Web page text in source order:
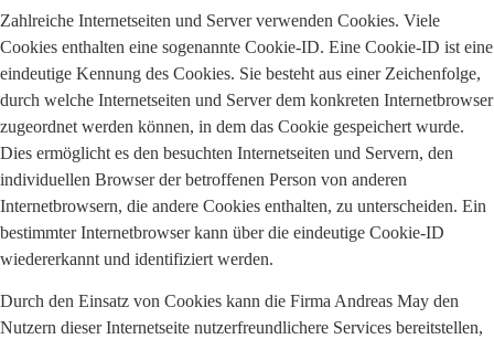
Zahlreiche Internetseiten und Server verwenden Cookies. Viele
Cookies enthalten eine sogenannte Cookie-ID. Eine Cookie-ID ist eine
eindeutige Kennung des Cookies. Sie besteht aus einer Zeichenfolge,
durch welche Internetseiten und Server dem konkreten Internetbrowser
zugeordnet werden können, in dem das Cookie gespeichert wurde.
Dies ermöglicht es den besuchten Internetseiten und Servern, den
individuellen Browser der betroffenen Person von anderen
Internetbrowsern, die andere Cookies enthalten, zu unterscheiden. Ein
bestimmter Internetbrowser kann über die eindeutige Cookie-ID
wiedererkannt und identifiziert werden.
Durch den Einsatz von Cookies kann die Firma Andreas May den
Nutzern dieser Internetseite nutzerfreundlichere Services bereitstellen,